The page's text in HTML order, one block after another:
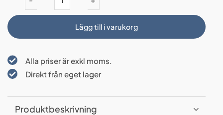
Lägg till i varukorg
Alla priser är exkl moms.
Direkt från eget lager
Produktbeskrivning